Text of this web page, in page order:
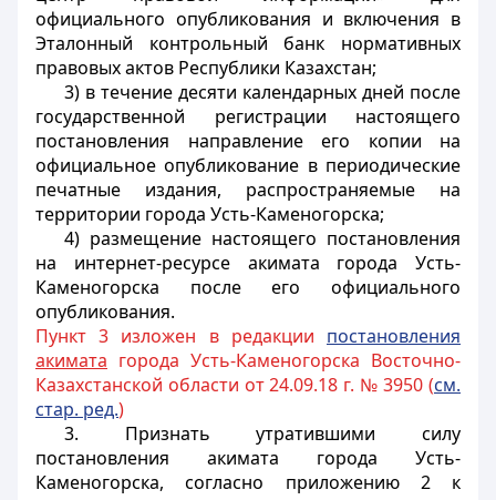
официального опубликования и включения в
Эталонный контрольный банк нормативных
правовых актов Республики Казахстан;
3) в течение десяти календарных дней после
государственной регистрации настоящего
постановления направление его копии на
официальное опубликование в периодические
печатные издания, распространяемые на
территории города Усть-Каменогорска;
4) размещение настоящего постановления
на интернет-ресурсе акимата города Усть-
Каменогорска после его официального
опубликования.
Пункт 3 изложен в редакции постановления
акимата города Усть-Каменогорска Восточно-
Казахстанской области от 24.09.18 г. № 3950 (см.
стар. ред.)
3. Признать утратившими силу
постановления акимата города Усть-
Каменогорска, согласно приложению 2 к